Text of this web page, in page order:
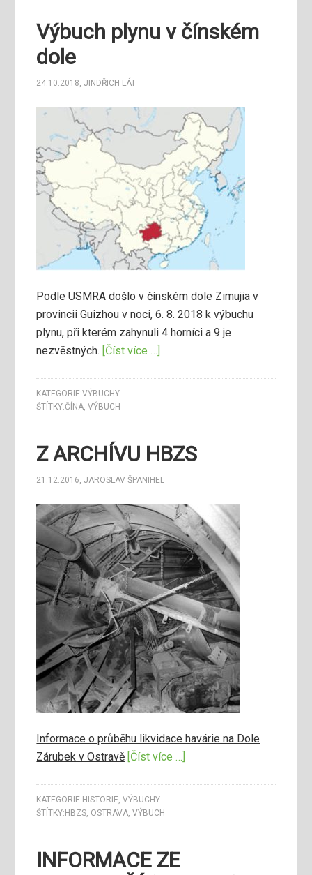
Výbuch plynu v čínském
dole
24.10.2018,JINDŘICH LÁT
Podle USMRA došlo v čínském dole Zimujia v
provincii Guizhou v noci, 6. 8. 2018 k výbuchu
plynu, při kterém zahynuli 4 horníci a 9 je
nezvěstných. [Číst více …]
KATEGORIE:VÝBUCHY
ŠTÍTKY:ČÍNA,VÝBUCH
Z ARCHÍVU HBZS
21.12.2016,JAROSLAV ŠPANIHEL
Informace o průběhu likvidace havárie na Dole
Zárubek v Ostravě [Číst více …]
KATEGORIE: HISTORIE,VÝBUCHY
ŠTÍTKY: HBZS, OSTRAVA,VÝBUCH
INFORMACE ZE